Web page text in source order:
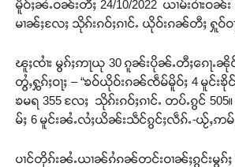
မိူဝ်ႈၼႆႉဝၼ်းတီႈ 24/10/2022 ယၢမ်းဝၢႆးဝၼ်း
မၢၼ်ႈလႄႈ သိုၵ်းၵဝ်ႈၵၢင်ႉ ယိုဝ်းၵၼ်တီႈ ႁူဝ်ဝႃ
ၽူႈၸၢႆး မွၵ်ႈဢႃယု 30 ၵူၼ်းပိုၼ်ႉတီႈၵေႃႉ
တွႆႇႁွၵ်ႈဝႃႈ – “ၶဝ်ယိုဝ်းၵၼ်ၸဵမ်မိူဝ်ႈ 4 မူင်းၶို
ၶမရ 355 လႄႈ သိုၵ်းၵဝ်ႈၵၢင်ႉ တပ်ႉၵွင် 505
မ်ႈ 6 မူင်းၼႆႉလႆႈယိၼ်းသဵင်ၵွင်ႈလဵၵ်ႉ-ယႂ်ႇဢမ်ႇ
ပၢင်တိုၵ်းၼႆႉယၢၼ်ၵႆၵၼ်တင်းဝၢၼ်ႈၵွင်းမွၵ်ႈ